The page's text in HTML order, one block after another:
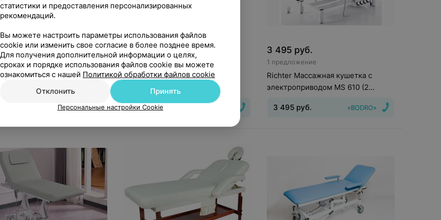
руб.
Массажная кушетка
косметологическое) с
«BODRO»
630 руб.
1 предложение
DFC Массажный стол NIRVANA
Elegant Luxe navy
630 руб.
3 495 руб.
1 предложение
Richter Массажная кушетка с
электроприводом MS 610 (2
«BODRO»
3 495 руб.
статистики и предоставления персонализированных
рекомендаций.
Вы можете настроить параметры использования файлов
cookie или изменить свое согласие в более позднее время.
Для получения дополнительной информации о целях,
сроках и порядке использования файлов cookie вы можете
ознакомиться с нашей Политикой обработки файлов cookie
Отклонить
Принять
Персональные настройки Cookie